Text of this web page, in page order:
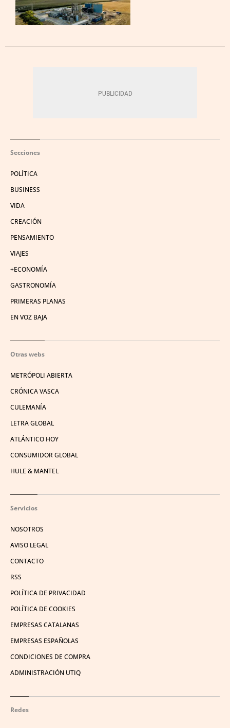
Secciones
POLÍTICA
BUSINESS
VIDA
CREACIÓN
PENSAMIENTO
VIAJES
+ECONOMÍA
GASTRONOMÍA
PRIMERAS PLANAS
EN VOZ BAJA
Otras webs
METRÓPOLI ABIERTA
CRÓNICA VASCA
CULEMANÍA
LETRA GLOBAL
ATLÁNTICO HOY
CONSUMIDOR GLOBAL
HULE & MANTEL
Servicios
NOSOTROS
AVISO LEGAL
CONTACTO
RSS
POLÍTICA DE PRIVACIDAD
POLÍTICA DE COOKIES
EMPRESAS CATALANAS
EMPRESAS ESPAÑOLAS
CONDICIONES DE COMPRA
ADMINISTRACIÓN UTIQ
Redes